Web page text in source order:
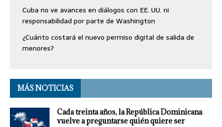
Cuba no ve avances en diálogos con EE. UU. ni
responsabilidad por parte de Washington
¿Cuánto costará el nuevo permiso digital de salida de
menores?
MÁS NOTICIAS
Cada treinta años, la República Dominicana
vuelve a preguntarse quién quiere ser